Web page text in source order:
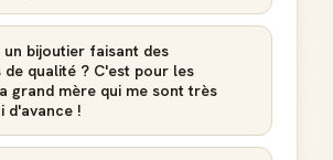
un bijoutier faisant des
qualité ? C'est pour les
grand mère qui me sont très
d'avance !